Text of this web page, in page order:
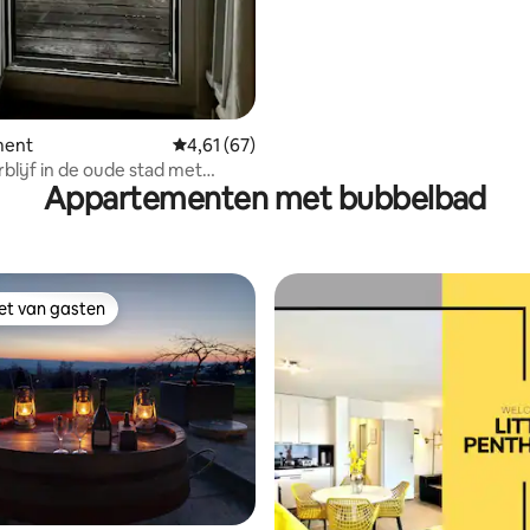
Gemiddelde beoordeling van 4,61 op 5, 67
4,61 (67)
in de oude stad met
Appartementen met bubbelbad
van gasten
van gasten